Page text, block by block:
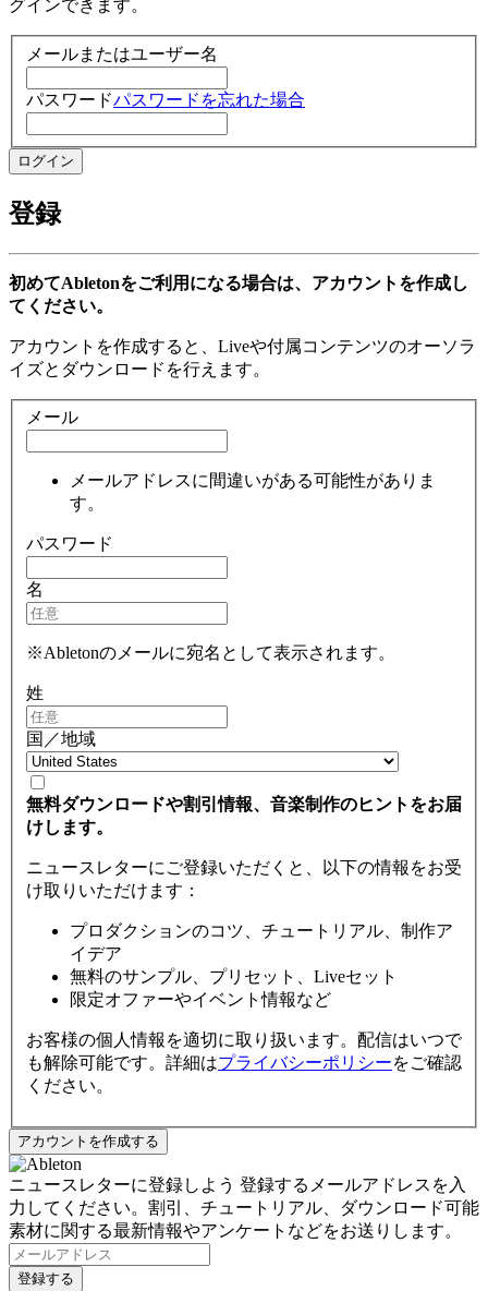
グインできます。
メールまたはユーザー名
パスワードパスワードを忘れた場合
登録
初めてAbletonをご利用になる場合は、アカウントを作成し
てください。
アカウントを作成すると、Liveや付属コンテンツのオーソラ
イズとダウンロードを行えます。
メール
メールアドレスに間違いがある可能性がありま
す。
パスワード
名
※Abletonのメールに宛名として表示されます。
姓
国／地域
無料ダウンロードや割引情報、音楽制作のヒントをお届
けします。
ニュースレターにご登録いただくと、以下の情報をお受
け取りいただけます：
プロダクションのコツ、チュートリアル、制作ア
イデア
無料のサンプル、プリセット、Liveセット
限定オファーやイベント情報など
お客様の個人情報を適切に取り扱います。配信はいつで
も解除可能です。詳細はプライバシーポリシーをご確認
ください。
ニュースレターに登録しよう 登録するメールアドレスを入
力してください。割引、チュートリアル、ダウンロード可能
素材に関する最新情報やアンケートなどをお送りします。